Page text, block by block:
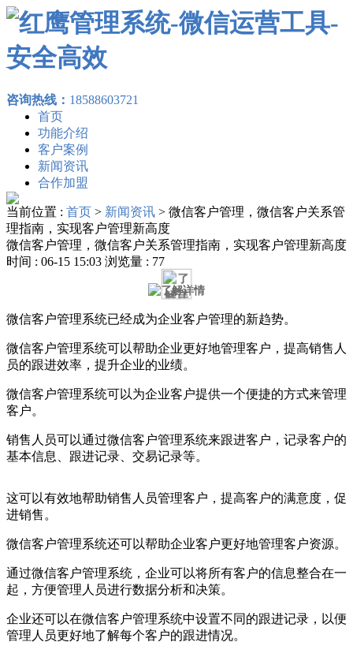
咨询热线： 18588603721
首页
功能介绍
客户案例
新闻资讯
合作加盟
当前位置 : 首页 > 新闻资讯 > 微信客户管理，微信客户关系管
理指南，实现客户管理新高度
微信客户管理，微信客户关系管理指南，实现客户管理新高度
时间 : 06-15 15:03 浏览量 : 77
微信客户管理系统已经成为企业客户管理的新趋势。
微信客户管理系统可以帮助企业更好地管理客户，提高销售人
员的跟进效率，提升企业的业绩。
微信客户管理系统可以为企业客户提供一个便捷的方式来管理
客户。
销售人员可以通过微信客户管理系统来跟进客户，记录客户的
基本信息、跟进记录、交易记录等。
这可以有效地帮助销售人员管理客户，提高客户的满意度，促
进销售。
微信客户管理系统还可以帮助企业客户更好地管理客户资源。
通过微信客户管理系统，企业可以将所有客户的信息整合在一
起，方便管理人员进行数据分析和决策。
企业还可以在微信客户管理系统中设置不同的跟进记录，以便
管理人员更好地了解每个客户的跟进情况。